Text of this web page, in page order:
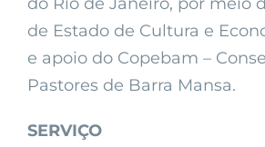
de Estado de Cultura e
e apoio do Copebam –
Pastores de Barra Mansa.
SERVIÇO